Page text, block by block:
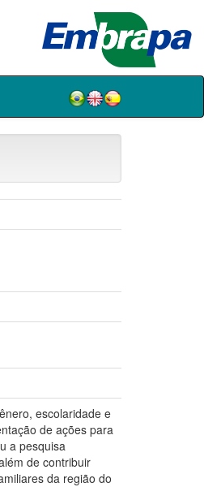
escolaridade e
de ações para
a pesquisa
de contribuir
da região do